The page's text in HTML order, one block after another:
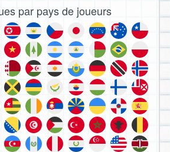
par pays de joueurs